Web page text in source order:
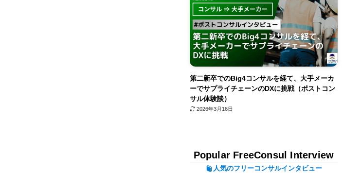
第二新卒でのBig4コンサルを経て、大手メーカ
ーでサプライチェーンのDXに挑戦（ポストコン
サル体験談）
2026年3月16日
Popular FreeConsul Interview
人気のフリーコンサルインタビュー